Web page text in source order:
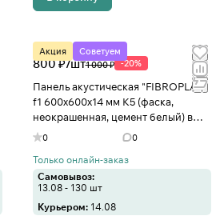
Акция Советуем
800 ₽/шт1 000 ₽ -20%
Панель акустическая "FIBROPLAN"
f1 600х600х14 мм К5 (фаска,
неокрашенная, цемент белый) в
Иваново
0 0
Только онлайн-заказ
Самовывоз:
13.08 - 130 шт
Курьером:14.08